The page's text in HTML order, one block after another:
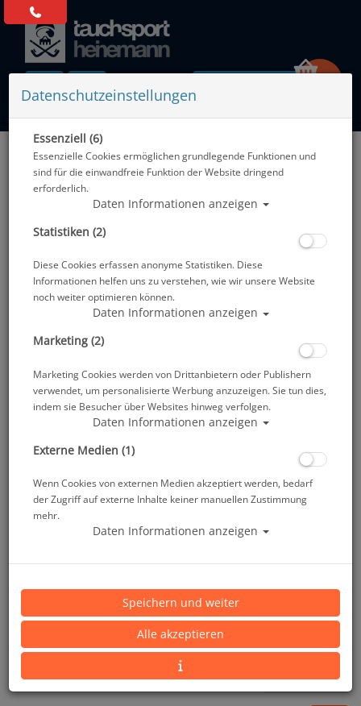
Alle Artikel zeigen aus: Blei & Bleigurte
Scubapro Taschenbleigurt mit Edelstahlschnalle -
Artikelnr.: scu-23151300
Datenschutzeinstellungen
Essenziell (6)
Essenzielle Cookies ermöglichen grundlegende Funktionen und
sind für die einwandfreie Funktion der Website dringend
erforderlich.
Daten Informationen anzeigen
Statistiken (2)
Diese Cookies erfassen anonyme Statistiken. Diese
Informationen helfen uns zu verstehen, wie wir unsere Website
noch weiter optimieren können.
Daten Informationen anzeigen
Marketing (2)
Marketing Cookies werden von Drittanbietern oder Publishern
verwendet, um personalisierte Werbung anzuzeigen. Sie tun dies,
indem sie Besucher über Websites hinweg verfolgen.
Daten Informationen anzeigen
Externe Medien (1)
Wenn Cookies von externen Medien akzeptiert werden, bedarf
der Zugriff auf externe Inhalte keiner manuellen Zustimmung
mehr.
Daten Informationen anzeigen
Speichern und weiter
Alle akzeptieren